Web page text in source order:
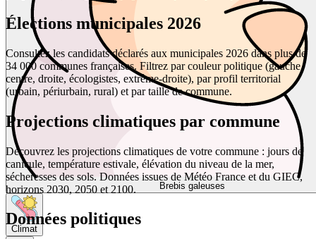
Brebis galeuses
Climat
Élections municipales 2026
Consultez les candidats déclarés aux municipales 2026 dans plus de
34 000 communes françaises. Filtrez par couleur politique (gauche,
centre, droite, écologistes, extrême-droite), par profil territorial
(urbain, périurbain, rural) et par taille de commune.
Projections climatiques par commune
Découvrez les projections climatiques de votre commune : jours de
canicule, température estivale, élévation du niveau de la mer,
sécheresses des sols. Données issues de Météo France et du GIEC,
horizons 2030, 2050 et 2100.
Données politiques